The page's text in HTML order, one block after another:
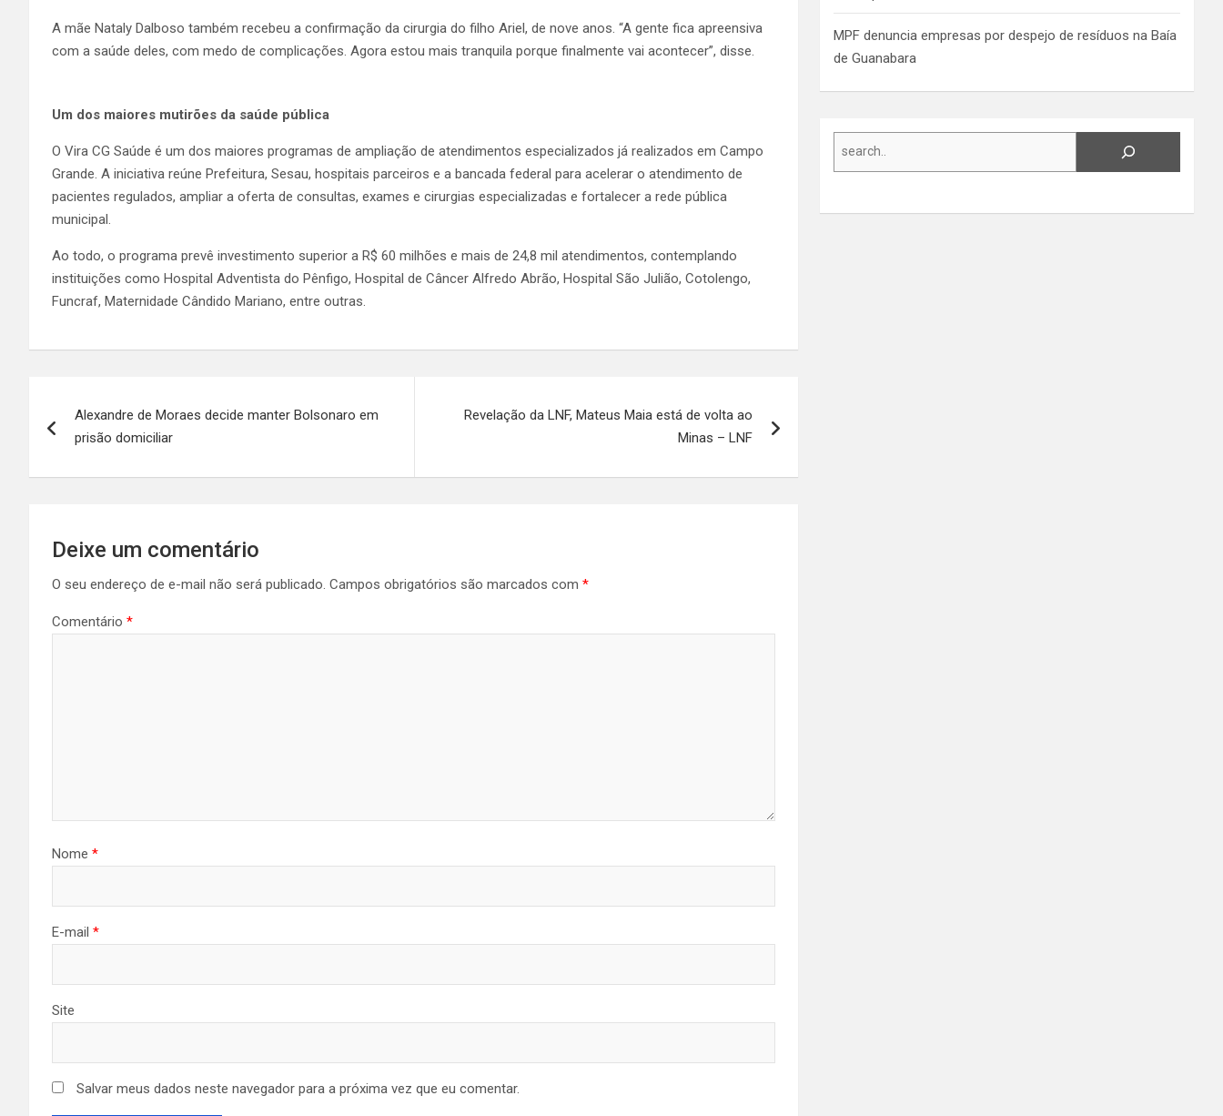
A mãe Nataly Dalboso também recebeu a confirmação da cirurgia do filho Ariel, de nove anos. “A gente fica apreensiva
com a saúde deles, com medo de complicações. Agora estou mais tranquila porque finalmente vai acontecer”, disse.
Um dos maiores mutirões da saúde pública
O Vira CG Saúde é um dos maiores programas de ampliação de atendimentos especializados já realizados em Campo
Grande. A iniciativa reúne Prefeitura, Sesau, hospitais parceiros e a bancada federal para acelerar o atendimento de
pacientes regulados, ampliar a oferta de consultas, exames e cirurgias especializadas e fortalecer a rede pública
municipal.
Ao todo, o programa prevê investimento superior a R$ 60 milhões e mais de 24,8 mil atendimentos, contemplando
instituições como Hospital Adventista do Pênfigo, Hospital de Câncer Alfredo Abrão, Hospital São Julião, Cotolengo,
Funcraf, Maternidade Cândido Mariano, entre outras.
de
Post
Alexandre de Moraes decide manter Bolsonaro em
prisão domiciliar
Revelação da LNF, Mateus Maia está de volta ao
Minas – LNF
Deixe um comentário
O seu endereço de e-mail não será publicado. Campos obrigatórios são marcados com *
Comentário *
Nome *
E-mail *
Site
Salvar meus dados neste navegador para a próxima vez que eu comentar.
MPF denuncia empresas por despejo de resíduos na Baía
de Guanabara
Search